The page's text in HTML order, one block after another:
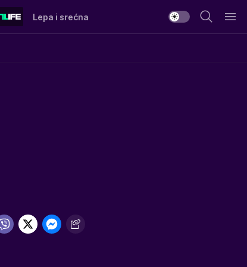
Lepa i srećna